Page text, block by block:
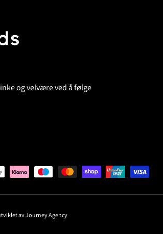
og velvære ved å følge
av Journey Agency